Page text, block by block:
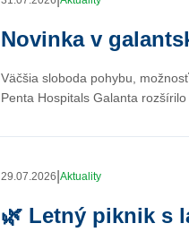
Novinka v
Väčšia sloboda pohybu,
Penta Hospitals Galanta
29.07.2026 Aktuality
🌿 Letný piknik s